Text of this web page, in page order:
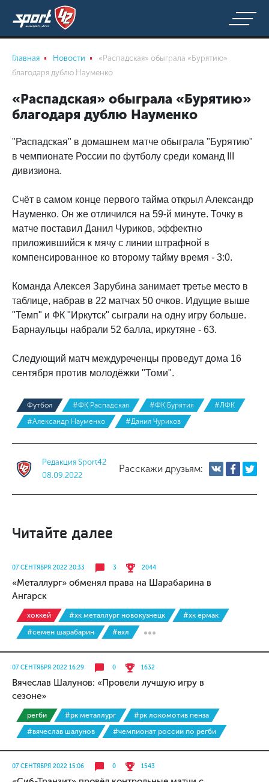
Главная Новости
«Распадская» обыграла «Бурятию»
благодаря дублю Науменко
«Распадская» обыграла «Бурятию»
благодаря дублю Науменко
"Распадская" в домашнем матче обыграла "Бурятию"
в чемпионате России по футболу среди команд III
дивизиона.
Счёт в самом конце первого тайма открыл Александр
Науменко. Он же отличился на 59-й минуте. Точку в
матче поставил Данил Чуриков, эффектно
приложившийся к мячу с линии штрафной в
компенсированное ко второму тайму время - 3:0.
Команда Алексея Зарубина занимает третье место в
таблице, набрав в 22 матчах 50 очков. Идущие выше
"Темп" и ФК "Иркутск" сыграли на одну игру больше.
Барнаульцы набрали 52 балла, иркутяне - 63.
Следующий матч междуреченцы проведут дома 16
сентября против молодёжки "Томи".
Футбол #ФК Распадская #ФК Бурятия
#ЛФК
#Александр Науменко
#Данил Чуриков
Редакция Sport42
08.09.2022
Расскажи друзьям:
Читайте далее
07 СЕНТЯБРЯ 2022 20:33 3 2044
«Металлург» обменял права на Шарабарина в
Ангарск
хоккей #хк металлург новокузнецк
#хк ермак
#семен шарабарин
#вхл
07 СЕНТЯБРЯ 2022 16:29 0 1632
Вячеслав Шалунов: «Провели лучшую игру в
сезоне»
регби #рк металлург
#рк локомотив пенза
#вячеслав шалунов
#чемпионат россии по регби
07 СЕНТЯБРЯ 2022 15:06 0 1543